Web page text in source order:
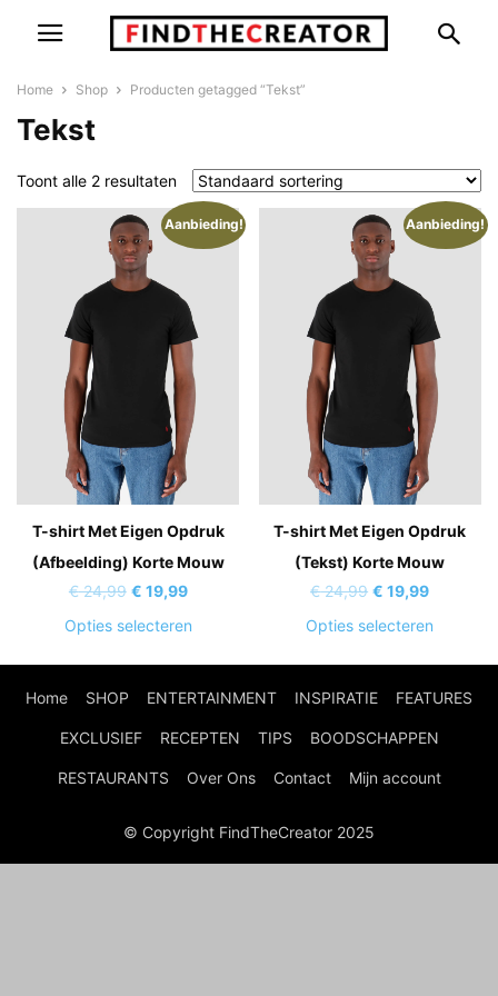
Home Shop Producten getagged “Tekst”
Tekst
Toont alle 2 resultaten
Aanbieding!
T-shirt Met Eigen Opdruk
(Afbeelding) Korte Mouw
€24,99 Oorspronkelijke
prijs
€ 24,99.
€ 19,99Huidige
€ 19,99.
Opties selecterenDit
meerdere
variaties.
optie
gekozen
worden
Aanbieding!
T-shirt Met Eigen Opdruk
(Tekst) Korte Mouw
€24,99 Oorspronkelijke
prijs
€ 24,99.
€ 19,99Huidige
€ 19,99.
Opties selecteren
variaties.
optie
worden
Home SHOP ENTERTAINMENT INSPIRATIE FEATURES
EXCLUSIEF RECEPTEN TIPS BOODSCHAPPEN
RESTAURANTS Over Ons Contact Mijn account
© Copyright FindTheCreator 2025